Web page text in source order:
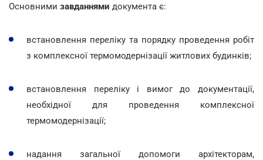
Основними завданнями документа є:
встановлення переліку та порядку проведення робіт
з комплексної термомодернізації житлових будинків;
встановлення переліку і вимог до документації,
необхідної для проведення комплексної
термомодернізації;
надання загальної допомоги архітекторам,